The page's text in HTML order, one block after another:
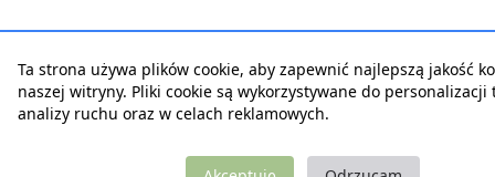
Ta strona używa plików cookie, aby zapewnić najlepszą jakość
naszej witryny. Pliki cookie są wykorzystywane do personalizacji
analizy ruchu oraz w celach reklamowych.